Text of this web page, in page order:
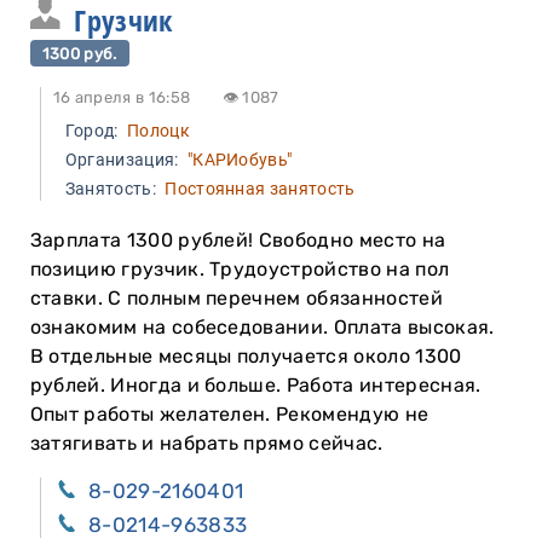
Грузчик
1300 руб.
16 апреля в 16:58 👁 1087
Город: Полоцк
Организация: "КАРИобувь"
Занятость:Постоянная занятость
Зарплата 1300 рублей! Свободно место на
позицию грузчик. Трудоустройство на пол
ставки. С полным перечнем обязанностей
ознакомим на собеседовании. Оплата высокая.
В отдельные месяцы получается около 1300
рублей. Иногда и больше. Работа интересная.
Опыт работы желателен. Рекомендую не
затягивать и набрать прямо сейчас.
8-029-2160401
8-0214-963833